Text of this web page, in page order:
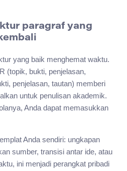
paragraf yang
yang baik menghemat waktu.
(topik, bukti, penjelasan,
penjelasan, tautan) memberi
untuk penulisan akademik.
Anda dapat memasukkan
Anda sendiri: ungkapan
sumber, transisi antar ide, atau
ini menjadi perangkat pribadi